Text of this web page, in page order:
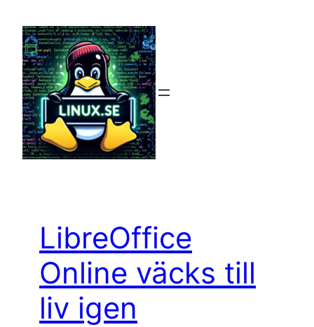
innehåll
LibreOffice
Online väcks till
liv igen